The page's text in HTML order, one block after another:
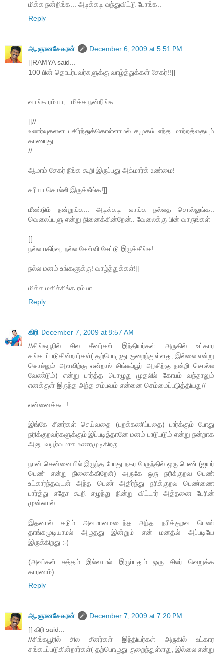
மிக்க நன்றிங்க... அடிக்கடி வந்துவிட்டு போங்க..
Reply
ஆ.ஞானசேகரன்
December 6, 2009 at 5:51 PM
[[RAMYA said...
100 பின் தொடர்பவர்களுக்கு வாழ்த்துக்கள் சேகர்!!]]
வாங்க ரம்யா,.. மிக்க நன்றிங்க‌
[[//
உணர்வுகளை பகிர்ந்துக்கொள்ளாமல் சமுகம் எந்த மாற்றத்தையும்
காணாது...
//
ஆமாம் சேகர் நீங்க கூறி இருப்பது அக்மார்க் உண்மை!
சரியா சொல்லி இருக்கீங்க!]]
மீண்டும் நன்றுங்க... அடிக்கடி வாங்க நல்லத சொல்லுங்க..
வெலைப்பளு என்று நினைக்கின்றேன்.. வேலைக்கு பின் வாருங்கள்
[[
நல்ல பகிர்வு, நல்ல கேள்வி கேட்டு இருக்கீங்க!
நல்ல மனம் உங்களுக்கு! வாழ்த்துக்கள்!]]
மிக்க மகிச்சிங்க ரம்யா
Reply
கிரி December 7, 2009 at 8:57 AM
//சிங்கபூரில் சில சீனர்கள் இந்தியர்கள் அருகில் உட்கார
சங்கடப்படுகின்றார்கள்( தற்பொழுது குறைந்துள்ளது, இல்லை என்று
சொல்லும் அளவிற்கு என்றால் சிங்கப்பூர் அரசிற்கு நன்றி சொல்ல
வேண்டும்) என்று பார்த்த பொழுது முதலில் கோபம் வந்தாலும்
எனக்குள் இருந்த அந்த சம்பவம் என்னை செம்மைப்படுத்தியது//
என்னைக்கூட!
இங்கே சீனர்கள் செய்வதை (புறக்கணிப்பதை) பார்க்கும் போது
நரிக்குறவர்களுக்கும் இப்படித்தானே மனம் பாடுபடும் என்று நன்றாக
அனுபவபூர்வமாக உணரமுடிகிறது.
நான் சென்னையில் இருந்த போது நகர பேருந்தில் ஒரு பெண் (ஐயர்
பெண் என்று நினைக்கிறேன்) அருகே ஒரு நரிக்குறவ பெண்
உட்கார்ந்தவுடன் அந்த பெண் அதிர்ந்து நரிக்குறவ பெண்ணை
பார்த்து எதோ கூறி எழுந்து நின்று விட்டார் அத்தனை பேரின்
முன்னால்.
இதனால் கடும் அவமானமடைந்த அந்த நரிக்குறவ பெண்
தாங்கமுடியாமல் அழுதது இன்றும் என் மனதில் அப்படியே
இருக்கிறது :-(
(அவர்கள் சுத்தம் இல்லாமல் இருப்பதும் ஒரு சிலர் வெறுக்க
காரணம்)
Reply
ஆ.ஞானசேகரன்
December 7, 2009 at 7:20 PM
[[ கிரி said...
//சிங்கபூரில் சில சீனர்கள் இந்தியர்கள் அருகில் உட்கார
சங்கடப்படுகின்றார்கள்( தற்பொழுது குறைந்துள்ளது, இல்லை என்று